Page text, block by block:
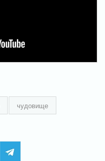
чудовище